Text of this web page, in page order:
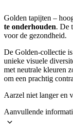
Golden tapijten –
te onderhouden. De
voor de gezondheid.
De Golden-collectie
unieke visuele
met neutrale kleuren
om een prachtig
Aarzel niet langer en
Aanvullende